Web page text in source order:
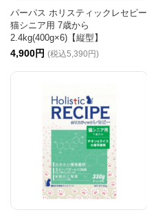
パーパス ホリスティックレセピー
猫シニア用 7歳から
2.4kg(400g×6)【縦型】
4,900円 (税込5,390円)